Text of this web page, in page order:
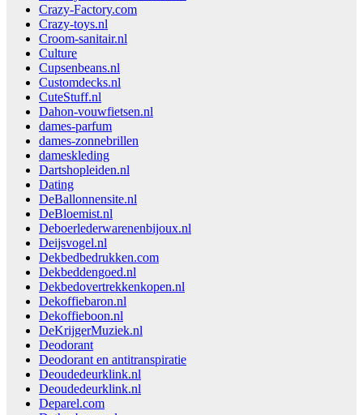
Crazy-Factory.com
Crazy-toys.nl
Croom-sanitair.nl
Culture
Cupsenbeans.nl
Customdecks.nl
CuteStuff.nl
Dahon-vouwfietsen.nl
dames-parfum
dames-zonnebrillen
dameskleding
Dartshopleiden.nl
Dating
DeBallonnensite.nl
DeBloemist.nl
Deboerlederwarenenbijoux.nl
Deijsvogel.nl
Dekbedbedrukken.com
Dekbeddengoed.nl
Dekbedovertrekkenkopen.nl
Dekoffiebaron.nl
Dekoffieboon.nl
DeKrijgerMuziek.nl
Deodorant
Deodorant en antitranspiratie
Deoudedeurklink.nl
Deoudedeurklink.nl
Deparel.com